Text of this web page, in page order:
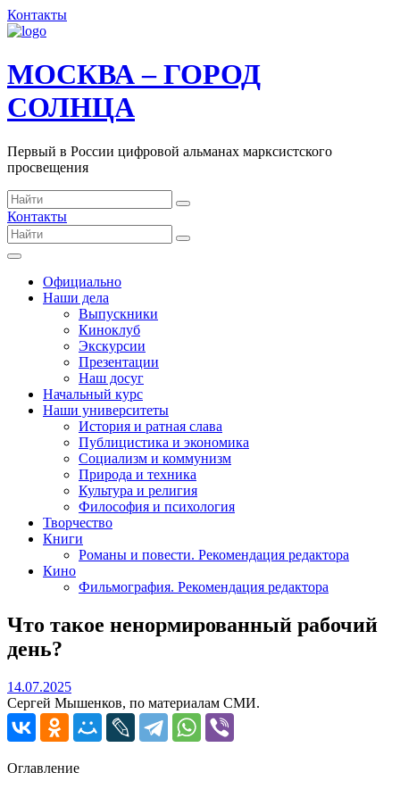
Контакты
МОСКВА – ГОРОД
СОЛНЦА
Первый в России цифровой альманах марксистского
просвещения
Контакты
Официально
Наши дела
Выпускники
Киноклуб
Экскурсии
Презентации
Наш досуг
Начальный курс
Наши университеты
История и ратная слава
Публицистика и экономика
Социализм и коммунизм
Природа и техника
Культура и религия
Философия и психология
Творчество
Книги
Романы и повести. Рекомендация редактора
Кино
Фильмография. Рекомендация редактора
Что такое ненормированный рабочий
день?
14.07.202514.07.2025
Сергей Мышенков, по материалам СМИ.
Оглавление